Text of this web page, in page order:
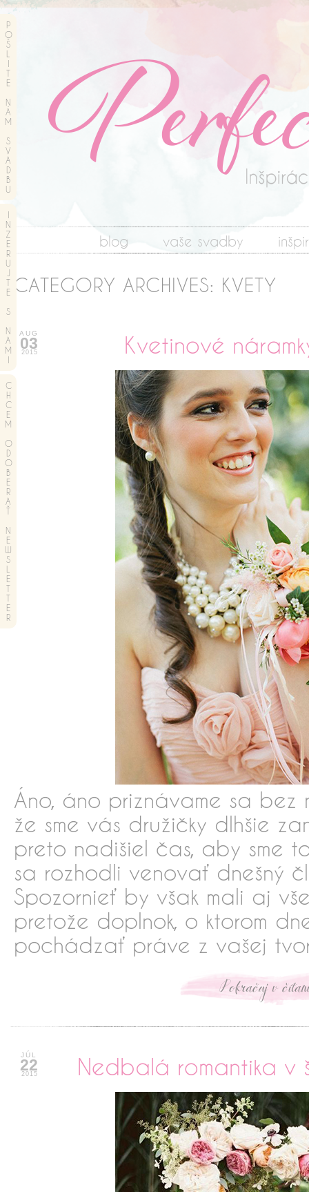
blog vaše svadby
CATEGORY ARCHIVES: KVETY
AUG
03
2015 Kvetinové
Áno, áno priznávame sa
že sme vás družičky dlhšie
preto nadišiel čas, aby sme
sa rozhodli venovať dnešný
Spozornieť by však mali aj
pretože doplnok, o ktorom
pochádzať práve z vašej
JÚL
22
2015 Nedbalá romantika v
P
O
Š
T
E
N
Á
M
S
V
A
D
B
U
N
Z
E
R
U
T
E
S
N
A
M
C
H
C
E
M
O
D
O
B
E
R
A
Ť
N
E
W
S
E
T
T
E
R